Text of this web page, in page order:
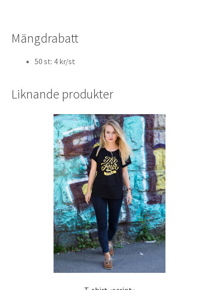
Mängdrabatt
50 st: 4 kr/st
Liknande produkter